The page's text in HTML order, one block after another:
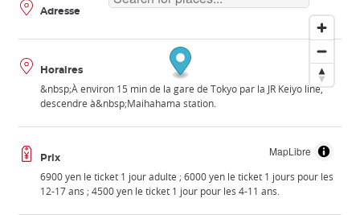
MapLibre
Adresse
Horaires
&nbsp;À environ 15 min de la gare de Tokyo par la JR Keiyo line,
descendre à&nbsp;Maihahama station.
Prix
6900 yen le ticket 1 jour adulte ; 6000 yen le ticket 1 jours pour les
12-17 ans ; 4500 yen le ticket 1 jour pour les 4-11 ans.